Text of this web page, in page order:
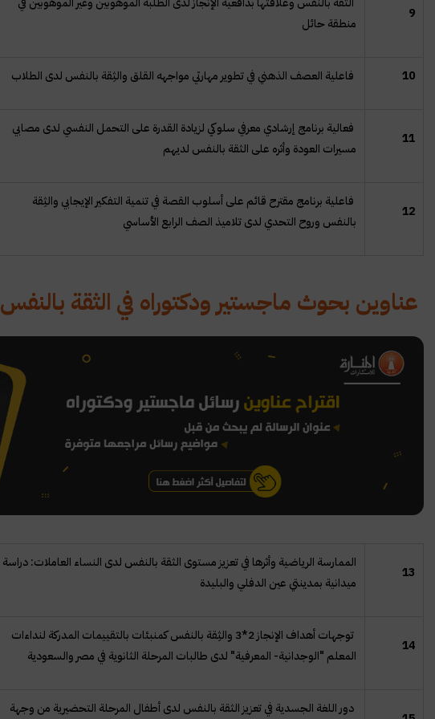
9
منطقة حائل
10 فاعلية العصف الذهني في تطوير مهارتي مواجهه القلق والثِقة بالنفس لدى الطلاب
11
فعالية برنامج إرشادي معرفي سلوكي لزيادة القدرة على التحمل النفسي لدى مصابي
مسيرات العودة وأثره على الثقة بالنفس لديهم
12
فاعلية برنامج مقترح قائم على أسلوب القصة في تنمية التفكير الإيجابي والثِقة
بالنفس وروح التحدي لدى تلاميذ الصف الرابع الأساسي
عناوين بحوث ماجستير ودكتوراه في الثقة بالنفس
13
الممارسة الرياضية وأثرها في تعزيز مستوى الثقة بالنفس لدى النساء العاملات: دراسة
ميدانية بمدينتي عين الدفلي والبليدة
14
توجهات أهداف الإنجاز 2*3 والثِقة بالنفس كمنبئات بالتقييمات المدركة لنداءات
المعلم "الوجدانية- المعرفية" لدى طالبات المرحلة الثانوية في مصر والسعودية
دور اللغة الجسدية في تعزيز الثقة بالنفس لدى أطفال المرحلة التحضيرية من وجهة